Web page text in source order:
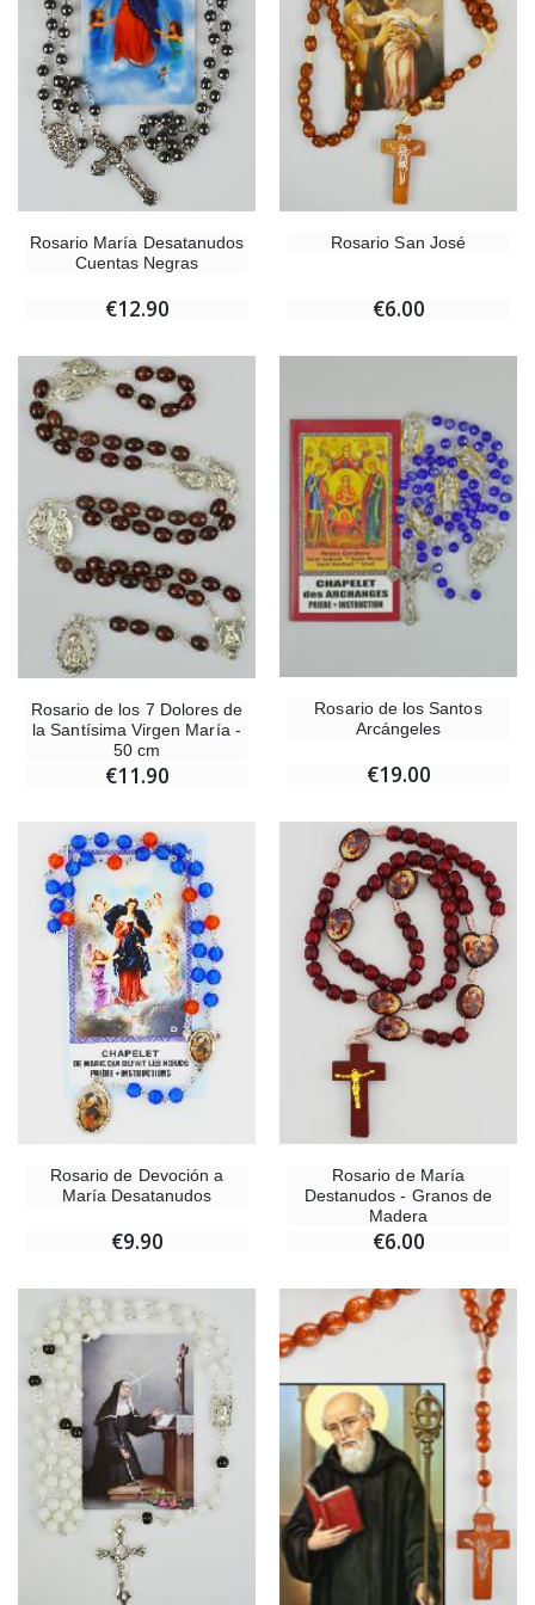
Rosario María Desatanudos
Cuentas Negras
€12.90
Rosario San José
€6.00
Rosario de los 7 Dolores de
la Santísima Virgen María -
50 cm
€11.90
Rosario de los Santos
Arcángeles
€19.00
Rosario de Devoción a
María Desatanudos
€9.90
Rosario de María
Destanudos - Granos de
Madera
€6.00